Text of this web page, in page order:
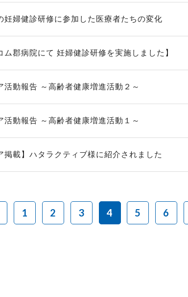
妊婦健診研修に参加した医療者たちの変化
ム郡病院にて 妊婦健診研修を実施しました】
活動報告 ～高齢者健康増進活動２～
活動報告 ～高齢者健康増進活動１～
掲載】ハタラクティブ様に紹介されました
1 2 3 4 5 6